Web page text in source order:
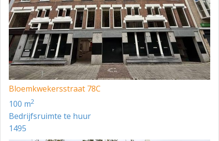
Bloemkwekersstraat 78C
100 m2
Bedrijfsruimte te huur
1495